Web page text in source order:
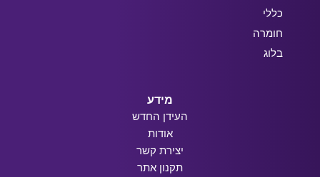
כללי
חומרה
בלוג
מידע
העידן החדש
אודות
יצירת קשר
תקנון אתר